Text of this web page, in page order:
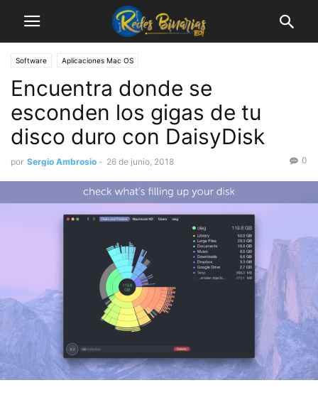
Software Aplicaciones Mac OS
Encuentra donde se
esconden los gigas de tu
disco duro con DaisyDisk
por Sergio Ambrosio - 26 de junio, 2018 0